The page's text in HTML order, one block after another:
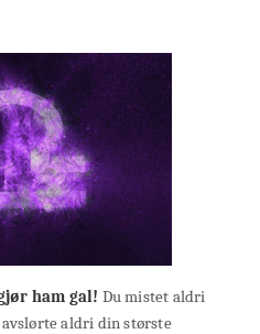
ham gal! Du mistet aldri
aldri din største